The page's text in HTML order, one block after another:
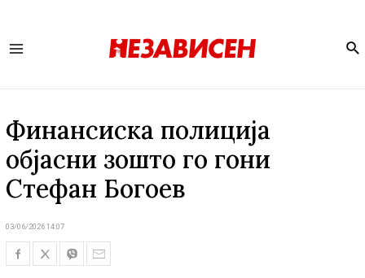
Финансиска полиција
објасни зошто го гони
Стефан Богоев
03/06/2026 14:07